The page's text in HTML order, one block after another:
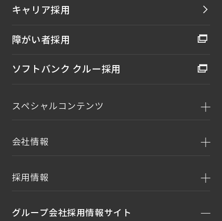
キャリア採用
障がい者採用
ソフトバンク クルー採用
スペシャルコンテンツ
会社情報
採用情報
グループ会社採用情報サイト